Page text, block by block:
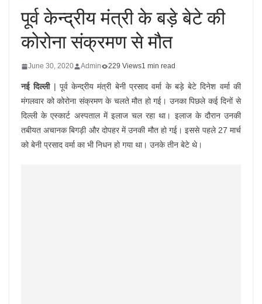
पूर्व केन्द्रीय मंत्री के बड़े बेटे की
कोरोना संक्रमण से मौत
June 30, 2020 Admin 229 Views1 min read
नई दिल्ली | पूर्व केन्द्रीय मंत्री बेनी प्रसाद वर्मा के बड़े बेटे दिनेश वर्मा की
मंगलवार को कोरोना संक्रमण के चलते मौत हो गई। उनका पिछले कई दिनों से
दिल्ली के एस्कार्ट अस्पताल में इलाज चल रहा था। इलाज के दौरान उनकी
तबीयत अचानक बिगड़ी और दोपहर में उनकी मौत हो गई। इससे पहले 27 मार्च
को बेनी प्रसाद वर्मा का भी निधन हो गया था। उनके तीन बेटे थे।